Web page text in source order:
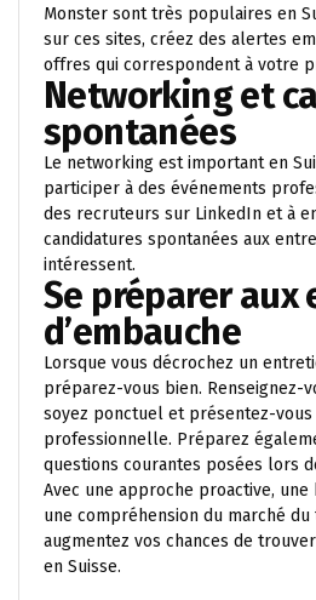
Monster sont très populaires en
sur ces sites, créez des alertes
offres qui correspondent à votre
Networking et
spontanées
Le networking est important en
participer à des événements
des recruteurs sur LinkedIn et à
candidatures spontanées aux
intéressent.
Se préparer aux
d’embauche
Lorsque vous décrochez un
préparez-vous bien. Renseignez-
soyez ponctuel et présentez-vous
professionnelle. Préparez
questions courantes posées lors
Avec une approche proactive,
une compréhension du marché du
augmentez vos chances de
en Suisse.